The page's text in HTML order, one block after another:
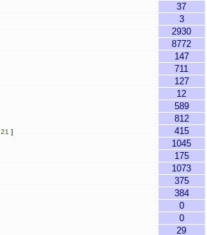
37
3
2930
8772
147
711
127
12
589
812
21 ] 415
1045
175
1073
375
384
0
0
29